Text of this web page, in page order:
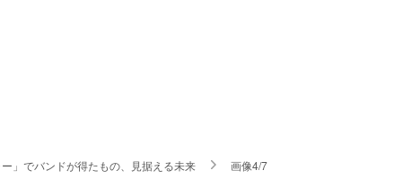
」でバンドが得たもの、見据える未来 画像4/7